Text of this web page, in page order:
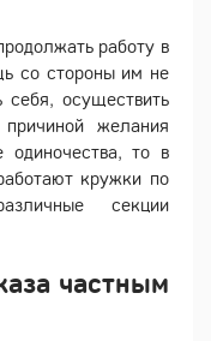
работу в
со стороны им не
осуществить
желания
одиночества, то в
кружки по
секции
частным